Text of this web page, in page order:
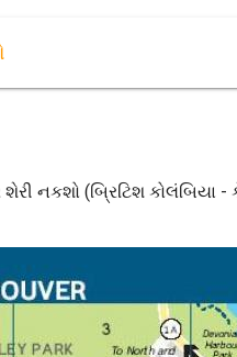
નકશો (બ્રિટિશ કોલંબિયા -